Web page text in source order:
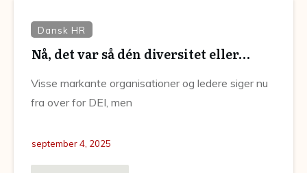
Dansk HR
Nå, det var så dén diversitet eller…
Visse markante organisationer og ledere siger nu
fra over for DEI, men
september 4, 2025